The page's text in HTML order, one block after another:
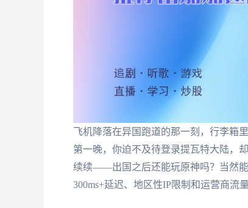
飞机降落在异国跑道的那一刻，行李箱
第一晚，你迫不及待登录提瓦特大陆，
续续——出国之后还能玩原神吗？当然
300ms+延迟、地区性IP限制和运营商流